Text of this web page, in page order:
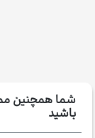
شما همچنین
باشید